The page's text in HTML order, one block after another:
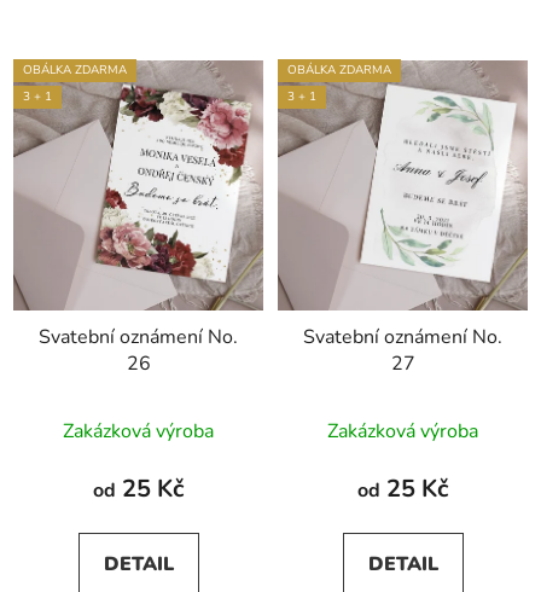
OBÁLKA ZDARMA
3 + 1
Svatební oznámení No.
26
Zakázková výroba
od 25 Kč
DETAIL
OBÁLKA ZDARMA
3 + 1
Svatební oznámení No.
27
hodnocení
produktu
5,0
z
Zakázková výroba
od 25 Kč
DETAIL